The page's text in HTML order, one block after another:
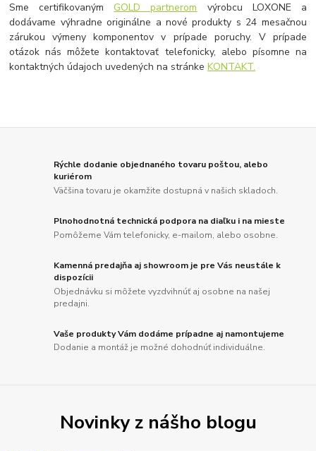
Sme certifikovaným GOLD partnerom výrobcu LOXONE a
dodávame výhradne originálne a nové produkty s 24 mesačnou
zárukou výmeny komponentov v prípade poruchy. V prípade
otázok nás môžete kontaktovať telefonicky, alebo písomne na
kontaktných údajoch uvedených na stránkeKONTAKT.
Rýchle dodanie objednaného tovaru poštou, alebo
kuriérom
Väčšina tovaru je okamžite dostupná v našich skladoch.
Plnohodnotná technická podpora na diaľku i na mieste
Pomôžeme Vám telefonicky, e-mailom, alebo osobne.
Kamenná predajňa aj showroom je pre Vás neustále k
dispozícii
Objednávku si môžete vyzdvihnúť aj osobne na našej
predajni.
Vaše produkty Vám dodáme prípadne aj namontujeme
Dodanie a montáž je možné dohodnúť individuálne.
Novinky z nášho blogu